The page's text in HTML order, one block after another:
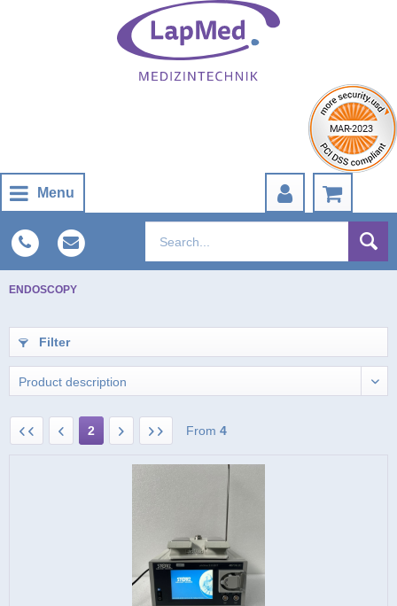
Menu
ENDOSCOPY
Filter
2 From 4